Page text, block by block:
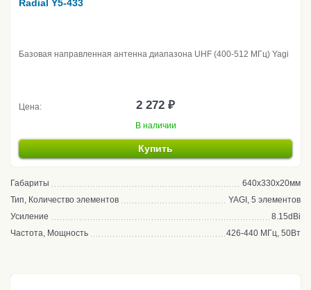
Radial Y5-433
Базовая направленная антенна диапазона UHF (400-512 МГц) Yagi
Цена: 2 272 ₽
В наличии
Купить
Габариты
640x330x20мм
Тип, Количество элементов
YAGI, 5 элементов
Усиление
8.15dBi
Частота, Мощность
426-440 МГц, 50Вт